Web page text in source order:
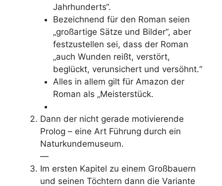
Jahrhunderts“.
Bezeichnend für den Roman seien
„großartige Sätze und Bilder“, aber
festzustellen sei, dass der Roman
„auch Wunden reißt, verstört,
beglückt, verunsichert und versöhnt.“
Alles in allem gilt für Amazon der
Roman als „Meisterstück.
Dann der nicht gerade motivierende
Prolog – eine Art Führung durch ein
Naturkundemuseum.
—
Im ersten Kapitel zu einem Großbauern
und seinen Töchtern dann die Variante